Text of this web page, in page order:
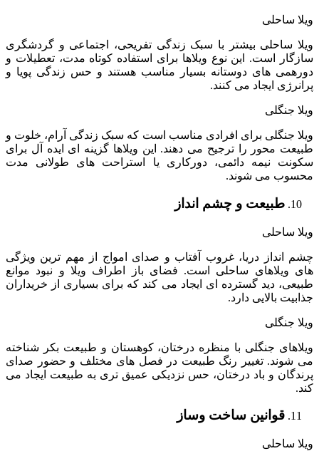
ویلا ساحلی
ویلا ساحلی بیشتر با سبک زندگی تفریحی، اجتماعی و گردشگری
سازگار است. این نوع ویلاها برای استفاده کوتاه مدت، تعطیلات و
دورهمی های دوستانه بسیار مناسب هستند و حس زندگی پویا و
پرانرژی ایجاد می کنند.
ویلا جنگلی
ویلا جنگلی برای افرادی مناسب است که سبک زندگی آرام، خلوت و
طبیعت محور را ترجیح می دهند. این ویلاها گزینه ای ایده آل برای
سکونت نیمه دائمی، دورکاری یا استراحت های طولانی مدت
محسوب می شوند.
طبیعت و چشم انداز
ویلا ساحلی
چشم انداز دریا، غروب آفتاب و صدای امواج از مهم ترین ویژگی
های ویلاهای ساحلی است. فضای باز اطراف ویلا و نبود موانع
طبیعی، دید گسترده ای ایجاد می کند که برای بسیاری از خریداران
جذابیت بالایی دارد.
ویلا جنگلی
ویلاهای جنگلی با منظره درختان، کوهستان و طبیعت بکر شناخته
می شوند. تغییر رنگ طبیعت در فصل های مختلف و حضور صدای
پرندگان و باد درختان، حس نزدیکی عمیق تری به طبیعت ایجاد می
کند.
قوانین ساخت وساز
ویلا ساحلی